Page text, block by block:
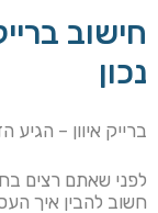
חישוב
נכון
ברייק איוון –
לפני שאתם רצים
חשוב להבין איך